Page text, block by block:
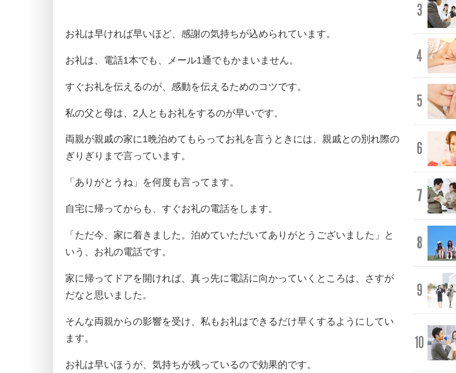
お礼は早ければ早いほど、感謝の気持ちが込められています。
お礼は、電話1本でも、メール1通でもかまいません。
すぐお礼を伝えるのが、感動を伝えるためのコツです。
私の父と母は、2人ともお礼をするのが早いです。
両親が親戚の家に1晩泊めてもらってお礼を言うときには、親戚との別れ際の
ぎりぎりまで言っています。
「ありがとうね」を何度も言ってます。
自宅に帰ってからも、すぐお礼の電話をします。
「ただ今、家に着きました。泊めていただいてありがとうございました」と
いう、お礼の電話です。
家に帰ってドアを開ければ、真っ先に電話に向かっていくところは、さすが
だなと思いました。
そんな両親からの影響を受け、私もお礼はできるだけ早くするようにしてい
ます。
お礼は早いほうが、気持ちが残っているので効果的です。
3
4
5
6
7
8
9
10